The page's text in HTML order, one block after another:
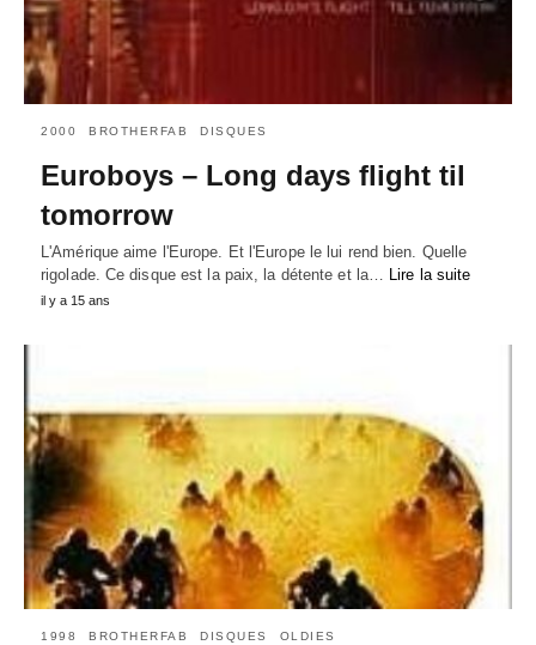
2000 BROTHERFAB DISQUES
Euroboys – Long days flight til
tomorrow
L'Amérique aime l'Europe. Et l'Europe le lui rend bien. Quelle
rigolade. Ce disque est la paix, la détente et la… Lire la suite
il y a 15 ans
1998 BROTHERFAB DISQUES OLDIES